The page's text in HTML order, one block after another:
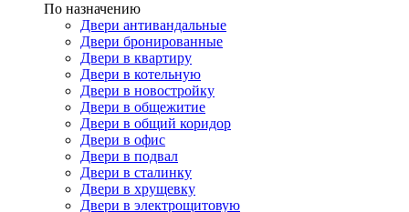
По назначению
Двери антивандальные
Двери бронированные
Двери в квартиру
Двери в котельную
Двери в новостройку
Двери в общежитие
Двери в общий коридор
Двери в офис
Двери в подвал
Двери в сталинку
Двери в хрущевку
Двери в электрощитовую